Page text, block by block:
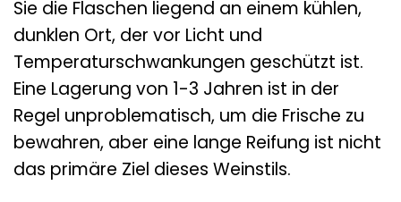
Sie die Flaschen liegend an einem kühlen,
dunklen Ort, der vor Licht und
Temperaturschwankungen geschützt ist.
Eine Lagerung von 1-3 Jahren ist in der
Regel unproblematisch, um die Frische zu
bewahren, aber eine lange Reifung ist nicht
das primäre Ziel dieses Weinstils.